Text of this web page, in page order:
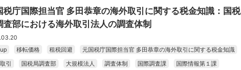
税庁国際担当官 多田恭章の海外取引に関する税金知識：国税
査部における海外取引法人の調査体制
移転価格 租税回避
元国税庁国際担当官 多田恭章の海外取引に関する税金知識
引
国税局調査部 大規模法人 調査体制 国際調査課
国際情報第１課